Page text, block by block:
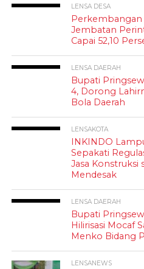
LENSA DESA
Jembatan
Capai 52,10
LENSA DAERAH
Bupati
4, Dorong
Bola Daerah
LENSAKOTA
INKINDO
Sepakati
Jasa Konstruksi
Mendesak
LENSA DAERAH
Bupati
Hilirisasi Mocaf
Menko Bidang
LENSANEWS